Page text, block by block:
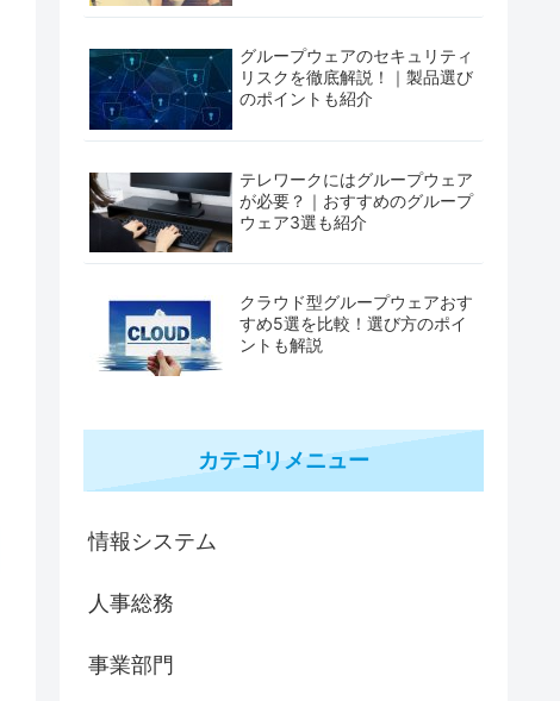
グループウェアのセキュリティ
リスクを徹底解説！｜製品選び
のポイントも紹介
テレワークにはグループウェア
が必要？｜おすすめのグループ
ウェア3選も紹介
クラウド型グループウェアおす
すめ5選を比較！選び方のポイ
ントも解説
カテゴリメニュー
情報システム
人事総務
事業部門